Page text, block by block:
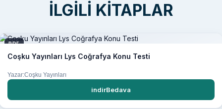
İLGILI KITAPLAR
PDF
Coşku Yayınları Lys Coğrafya Konu Testi
Yazar:Coşku Yayınları
indirBedava